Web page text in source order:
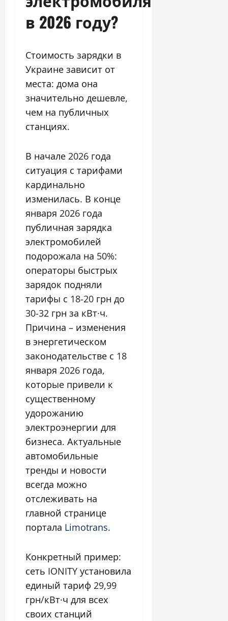
в 2026 году?
Стоимость зарядки в
Украине зависит от
места: дома она
значительно дешевле,
чем на публичных
станциях.
В начале 2026 года
ситуация с тарифами
кардинально
изменилась. В конце
января 2026 года
публичная зарядка
электромобилей
подорожала на 50%:
операторы быстрых
зарядок подняли
тарифы с 18-20 грн до
30-32 грн за кВт·ч.
Причина – изменения
в энергетическом
законодательстве с 18
января 2026 года,
которые привели к
существенному
удорожанию
электроэнергии для
бизнеса. Актуальные
автомобильные
тренды и новости
всегда можно
отслеживать на
главной странице
портала Limotrans.
Конкретный пример:
сеть IONITY установила
единый тариф 29,99
грн/кВт·ч для всех
своих станций